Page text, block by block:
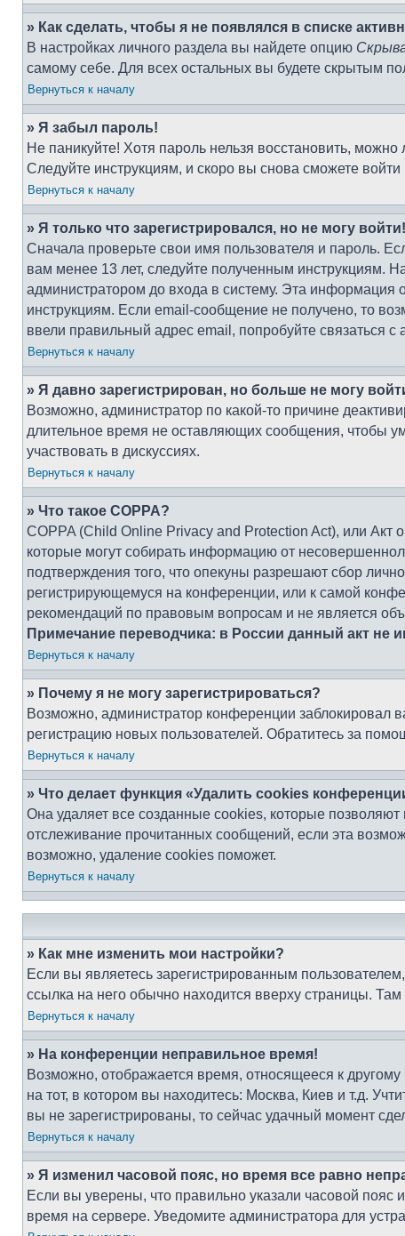
» Как сделать, чтобы я не появлялся в списке
В настройках личного раздела вы найдете опцию
самому себе. Для всех остальных вы будете скрытым
Вернуться к началу
» Я забыл пароль!
Не паникуйте! Хотя пароль нельзя восстановить,
Следуйте инструкциям, и скоро вы снова сможете
Вернуться к началу
» Я только что зарегистрировался, но не могу войти!
Сначала проверьте свои имя пользователя и пароль.
вам менее 13 лет, следуйте полученным инструкциям.
администратором до входа в систему. Эта информация
инструкциям. Если email-сообщение не получено, то
ввели правильный адрес email, попробуйте связаться с
Вернуться к началу
» Я давно зарегистрирован, но больше не могу
Возможно, администратор по какой-то причине
длительное время не оставляющих сообщения, чтобы
участвовать в дискуссиях.
Вернуться к началу
» Что такое COPPA?
COPPA (Child Online Privacy and Protection Act), или Акт
которые могут собирать информацию от
подтверждения того, что опекуны разрешают сбор
регистрирующемуся на конференции, или к самой
рекомендаций по правовым вопросам и не является
Примечание переводчика: в России данный акт не
Вернуться к началу
» Почему я не могу зарегистрироваться?
Возможно, администратор конференции заблокировал
регистрацию новых пользователей. Обратитесь за
Вернуться к началу
» Что делает функция «Удалить cookies
Она удаляет все созданные cookies, которые
отслеживание прочитанных сообщений, если эта
возможно, удаление cookies поможет.
Вернуться к началу
» Как мне изменить мои настройки?
Если вы являетесь зарегистрированным
ссылка на него обычно находится вверху страницы.
Вернуться к началу
» На конференции неправильное время!
Возможно, отображается время, относящееся к
на тот, в котором вы находитесь: Москва, Киев и т.д.
вы не зарегистрированы, то сейчас удачный момент
Вернуться к началу
» Я изменил часовой пояс, но время все равно
Если вы уверены, что правильно указали часовой пояс
время на сервере. Уведомите администратора для